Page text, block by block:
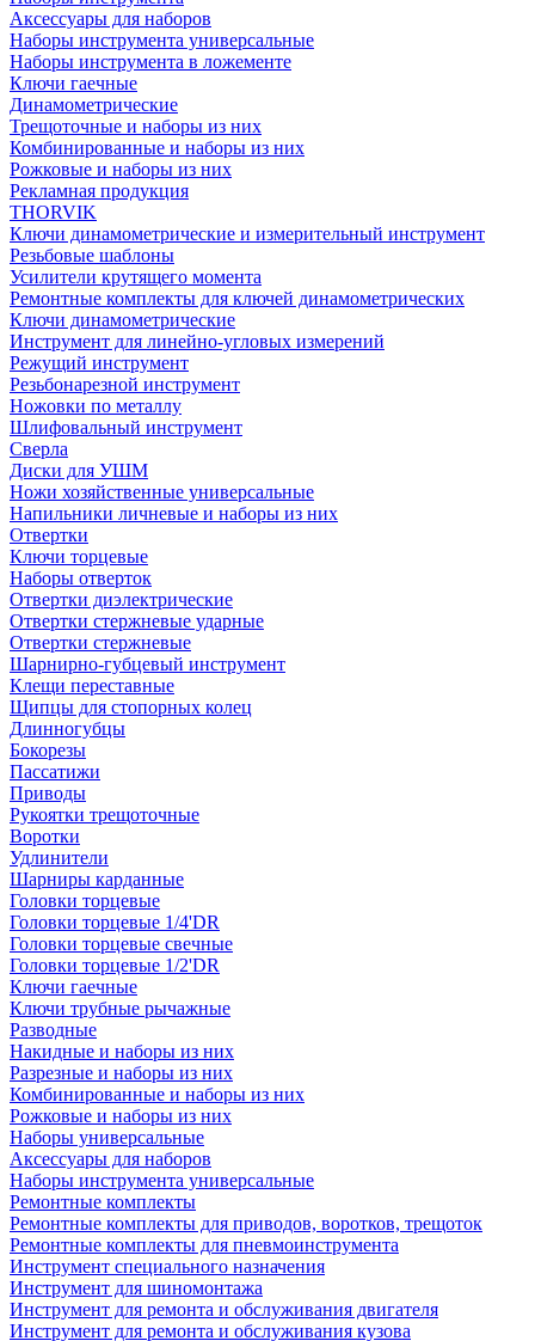
Аксессуары для наборов
Наборы инструмента универсальные
Наборы инструмента в ложементе
Ключи гаечные
Динамометрические
Трещоточные и наборы из них
Комбинированные и наборы из них
Рожковые и наборы из них
Рекламная продукция
THORVIK
Ключи динамометрические и измерительный инструмент
Резьбовые шаблоны
Усилители крутящего момента
Ремонтные комплекты для ключей динамометрических
Ключи динамометрические
Инструмент для линейно-угловых измерений
Режущий инструмент
Резьбонарезной инструмент
Ножовки по металлу
Шлифовальный инструмент
Сверла
Диски для УШМ
Ножи хозяйственные универсальные
Напильники личневые и наборы из них
Отвертки
Ключи торцевые
Наборы отверток
Отвертки диэлектрические
Отвертки стержневые ударные
Отвертки стержневые
Шарнирно-губцевый инструмент
Клещи переставные
Щипцы для стопорных колец
Длинногубцы
Бокорезы
Пассатижи
Приводы
Рукоятки трещоточные
Воротки
Удлинители
Шарниры карданные
Головки торцевые
Головки торцевые 1/4'DR
Головки торцевые свечные
Головки торцевые 1/2'DR
Ключи гаечные
Ключи трубные рычажные
Разводные
Накидные и наборы из них
Разрезные и наборы из них
Комбинированные и наборы из них
Рожковые и наборы из них
Наборы универсальные
Аксессуары для наборов
Наборы инструмента универсальные
Ремонтные комплекты
Ремонтные комплекты для приводов, воротков, трещоток
Ремонтные комплекты для пневмоинструмента
Инструмент специального назначения
Инструмент для шиномонтажа
Инструмент для ремонта и обслуживания двигателя
Инструмент для ремонта и обслуживания кузова